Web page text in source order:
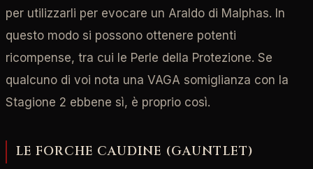
per utilizzarli per evocare un Araldo di Malphas. In
questo modo si possono ottenere potenti
ricompense, tra cui le Perle della Protezione. Se
qualcuno di voi nota una VAGA somiglianza con la
Stagione 2 ebbene sì, è proprio così.
LE FORCHE CAUDINE (GAUNTLET)